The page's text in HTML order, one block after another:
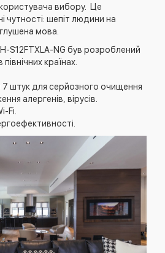
вибору. Це
чутності: шепіт людини на
мова.
S12FTXLA-NG був розроблений
країнах.
7 штук для серйозного очищення
алергенів, вірусів.
Fi.